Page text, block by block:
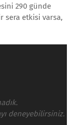
290 günde
sera etkisi varsa,
deneyebilirsiniz.